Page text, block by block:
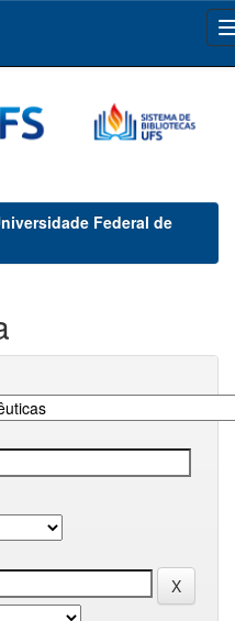
Federal de